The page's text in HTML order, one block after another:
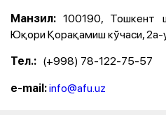
Манзил: 100190, Тошкент
Юқори Қорақамиш кўчаси, 2а-
Тел.: (+998) 78-122-75-57
е-mail:info@afu.uz